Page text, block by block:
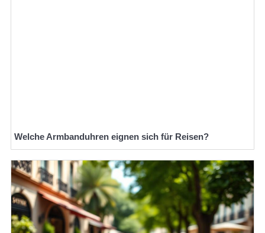
Welche Armbanduhren eignen sich für Reisen?